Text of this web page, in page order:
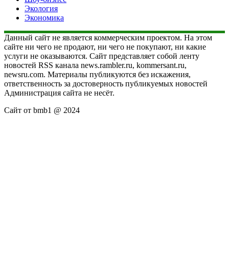
Экология
Экономика
Данный сайт не является коммерческим проектом. На этом
сайте ни чего не продают, ни чего не покупают, ни какие
услуги не оказываются. Сайт представляет собой ленту
новостей RSS канала news.rambler.ru, kommersant.ru,
newsru.com. Материалы публикуются без искажения,
ответственность за достоверность публикуемых новостей
Администрация сайта не несёт.
Сайт от bmb1 @ 2024